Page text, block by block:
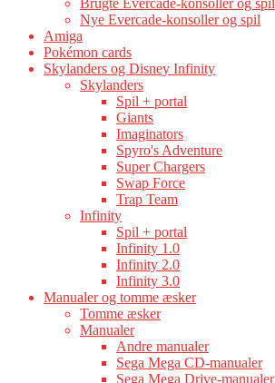
Brugte Evercade-konsoller og spil
Nye Evercade-konsoller og spil
Amiga
Pokémon cards
Skylanders og Disney Infinity
Skylanders
Spil + portal
Giants
Imaginators
Spyro's Adventure
Super Chargers
Swap Force
Trap Team
Infinity
Spil + portal
Infinity 1.0
Infinity 2.0
Infinity 3.0
Manualer og tomme æsker
Tomme æsker
Manualer
Andre manualer
Sega Mega CD-manualer
Sega Mega Drive-manualer